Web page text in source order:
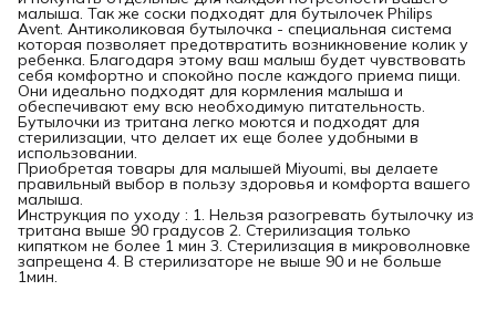
малыша. Так же соски подходят для бутылочек Philips
Avent. Антиколиковая бутылочка - специальная система
которая позволяет предотвратить возникновение колик у
ребенка. Благодаря этому ваш малыш будет чувствовать
себя комфортно и спокойно после каждого приема пищи.
Они идеально подходят для кормления малыша и
обеспечивают ему всю необходимую питательность.
Бутылочки из тритана легко моются и подходят для
стерилизации, что делает их еще более удобными в
использовании.
Приобретая товары для малышей Miyoumi, вы делаете
правильный выбор в пользу здоровья и комфорта вашего
малыша.
Инструкция по уходу : 1. Нельзя разогревать бутылочку из
тритана выше 90 градусов 2. Стерилизация только
кипятком не более 1 мин 3. Стерилизация в микроволновке
запрещена 4. В стерилизаторе не выше 90 и не больше
1мин.